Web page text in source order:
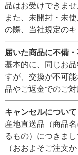
品はお受けできませ
また、未開封・未
の際、当社規定の
届いた商品に不備
基本的に、同じお
すが、交換が不可
品やご返金でのご
キャンセルについて
産地直送品（商品
るもの）につきま
（おおよそご注文